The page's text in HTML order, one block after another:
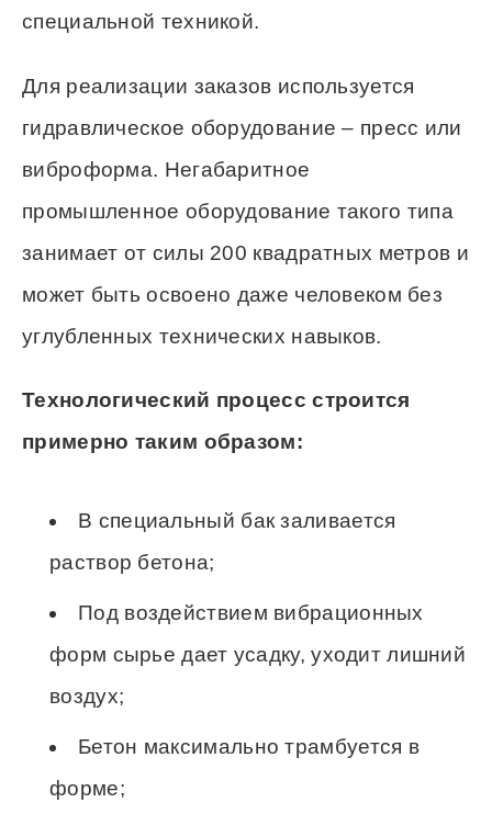
специальной техникой.
Для реализации заказов используется
гидравлическое оборудование – пресс или
виброформа. Негабаритное
промышленное оборудование такого типа
занимает от силы 200 квадратных метров и
может быть освоено даже человеком без
углубленных технических навыков.
Технологический процесс строится
примерно таким образом:
В специальный бак заливается
раствор бетона;
Под воздействием вибрационных
форм сырье дает усадку, уходит лишний
воздух;
Бетон максимально трамбуется в
форме;